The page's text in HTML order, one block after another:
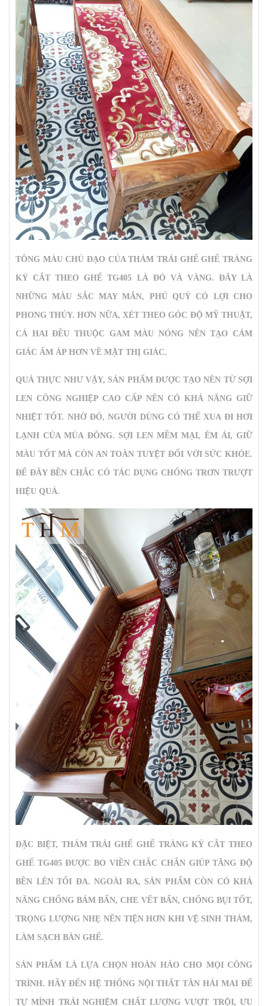
TÔNG MÀU CHỦ ĐẠO CỦATHẢM TRẢI GHẾ GHẾ TRÀNG
KỶ CẮT THEO GHẾ TG405 LÀ ĐỎ VÀ VÀNG. ĐÂY LÀ
NHỮNG MÀU SẮC MAY MẮN, PHÚ QUÝ CÓ LỢI CHO
PHONG THỦY. HƠN NỮA, XÉT THEO GÓC ĐỘ MỸ THUẬT,
CẢ HAI ĐỀU THUỘC GAM MÀU NÓNG NÊN TẠO CẢM
GIÁC ẤM ÁP HƠN VỀ MẶT THỊ GIÁC.
QUẢ THỰC NHƯ VẬY, SẢN PHẨM ĐƯỢC TẠO NÊN TỪ SỢI
LEN CÔNG NGHIỆP CAO CẤP NÊN CÓ KHẢ NĂNG GIỮ
NHIỆT TỐT. NHỜ ĐÓ, NGƯỜI DÙNG CÓ THỂ XUA ĐI HƠI
LẠNH CỦA MÙA ĐÔNG. SỢI LEN MỀM MẠI, ÊM ÁI, GIỮ
MÀU TỐT MÀ CÒN AN TOÀN TUYỆT ĐỐI VỚI SỨC KHỎE.
ĐẾ ĐÂY BỀN CHẮC CÓ TÁC DỤNG CHỐNG TRƠN TRƯỢT
HIỆU QUẢ.
ĐẶC BIỆT, THẢM TRẢI GHẾ GHẾ TRÀNG KỶ CẮT THEO
GHẾ TG405ĐƯỢC BO VIỀN CHẮC CHẮN GIÚP TĂNG ĐỘ
BỀN LÊN TỐI ĐA. NGOÀI RA, SẢN PHẨM CÒN CÓ KHẢ
NĂNG CHỐNG BÁM BẨN, CHE VẾT BẨN, CHỐNG BỤI TỐT,
TRỌNG LƯỢNG NHẸ NÊN TIỆN HƠN KHI VỆ SINH THẢM,
LÀM SẠCH BÀN GHẾ.
SẢN PHẨM LÀ LỰA CHỌN HOÀN HẢO CHO MỌI CÔNG
TRÌNH. HÃY ĐẾN HỆ THỐNG NỘI THẤT TÂN HẢI MAI ĐỂ
TỰ MÌNH TRẢI NGHIỆM CHẤT LƯỢNG VƯỢT TRỘI, ƯU